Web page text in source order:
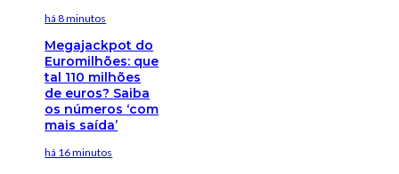
há 8 minutos
Megajackpot do
Euromilhões: que
tal 110 milhões
de euros? Saiba
os números ‘com
mais saída’
há 16 minutos